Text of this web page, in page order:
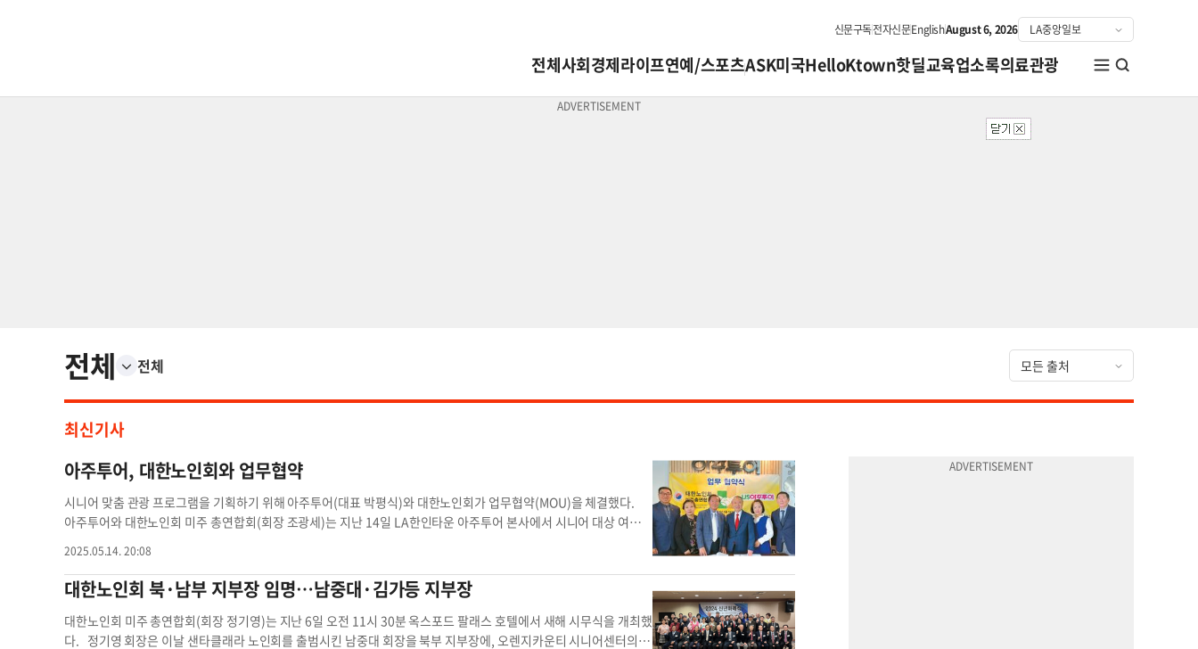
신문구독전자신문EnglishAugust 6, 2026
전체사회경제라이프연예/스포츠ASK미국HelloKtown핫딜교육업소록의료관광
전체 전체
최신기사
아주투어, 대한노인회와 업무협약
시니어 맞춤 관광 프로그램을 기획하기 위해 아주투어(대표 박평식)와 대한노인회가 업무협약(MOU)을 체결했다.
아주투어와 대한노인회 미주 총연합회(회장 조광세)는 지난 14일 LA한인타운 아주투어 본사에서 시니어 대상 여행
대상으로 한 여행 프로그램을 정기적으로 공동 운영하자는 취지에서 마련됐다. 오는 10월에는 베트남과 한국을 잇는
10박 11일의 단풍 관광 일정이 계획되어 있다. 여행은 10월 16일 베트남 하노이 및 하롱베이 관광(3박 5일)으로 시
작해, 인천 도착 후 한국에서의 7일간 단풍 투어로 이어진다. 서울에서는 5성급 호텔에 숙박하며 청와대, 롯데타워
등을 둘러보고, 이후 춘천, 홍천 은행나무숲, 원주 오대산 등 한국 단풍 명소를 여행한다. 모든 일정은 시니어에게 무리
가 가지 않도록 구성됐다. 아주투어 박평식 대표는 “이번 단풍 관광은 물론 앞으로도 시니어 건강과 복지를 위한 다양
2025.05.14. 20:08
대한노인회 북·남부 지부장 임명…남중대·김가등 지부장
대한노인회 미주 총연합회(회장 정기영)는 지난 6일 오전 11시 30분 옥스포드 팔래스 호텔에서 새해 시무식을 개최했
다. 정기영 회장은 이날 샌타클래라 노인회를 출범시킨 남중대 회장을 북부 지부장에, 오렌지카운티 시니어센터의 노